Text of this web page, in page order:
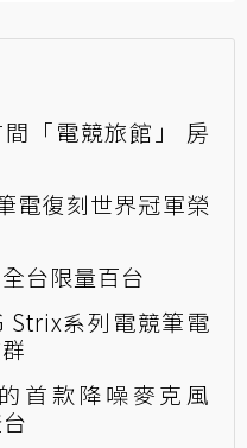
「電競旅館」 房
電復刻世界冠軍榮
台限量百台
Strix系列電競筆電
首款降噪麥克風